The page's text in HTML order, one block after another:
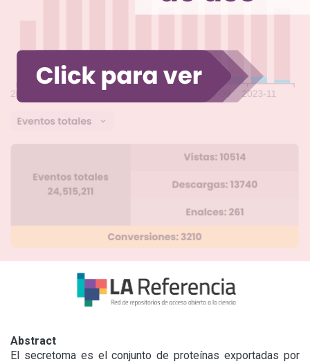
Abstract
El secretoma es el conjunto de proteínas exportadas por